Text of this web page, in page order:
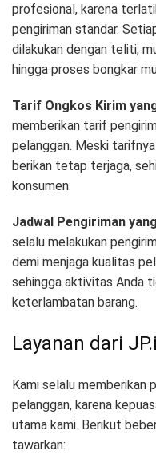
profesional, karena
pengiriman standar.
dilakukan dengan teliti,
hingga proses bongkar
Tarif Ongkos Kirim
memberikan tarif
pelanggan. Meski
berikan tetap terjaga,
konsumen.
Jadwal Pengiriman
selalu melakukan
demi menjaga kualitas
sehingga aktivitas Anda
keterlambatan barang.
Layanan dari
Kami selalu memberikan
pelanggan, karena
utama kami. Berikut
tawarkan: